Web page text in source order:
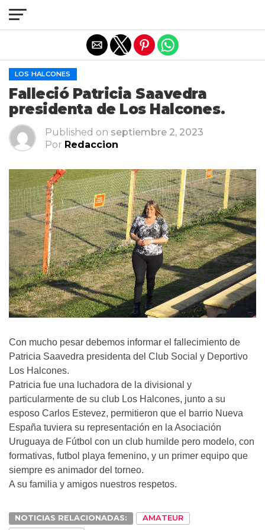
LOS HALCONES
Falleció Patricia Saavedra
presidenta de Los Halcones.
Published on septiembre 2, 2023
Por Redaccion
Con mucho pesar debemos informar el fallecimiento de
Patricia Saavedra presidenta del Club Social y Deportivo
Los Halcones.
Patricia fue una luchadora de la divisional y
particularmente de su club Los Halcones, junto a su
esposo Carlos Estevez, permitieron que el barrio Nueva
España tuviera su representación en la Asociación
Uruguaya de Fútbol con un club humilde pero modelo, con
formativas, futbol playa femenino, y un primer equipo que
siempre es animador del torneo.
A su familia y amigos nuestros respetos.
NOTICIAS RELACIONADAS:
AMATEUR